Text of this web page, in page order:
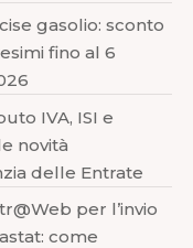
gasolio: sconto
fino al 6
IVA, ISI e
novità
delle Entrate
per l’invio
come